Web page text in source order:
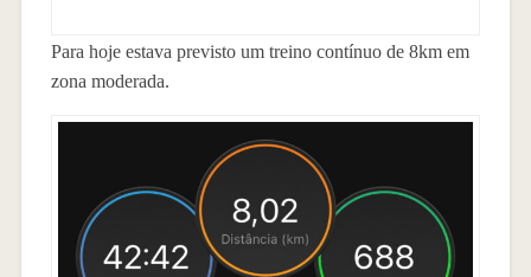
Para hoje estava previsto um treino contínuo de 8km em
zona moderada.